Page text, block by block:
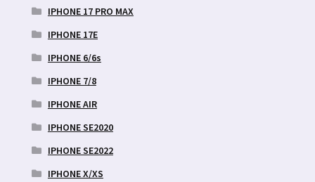
IPHONE 17 PRO MAX
IPHONE 17E
IPHONE 6/6s
IPHONE 7/8
IPHONE AIR
IPHONE SE2020
IPHONE SE2022
IPHONE X/XS